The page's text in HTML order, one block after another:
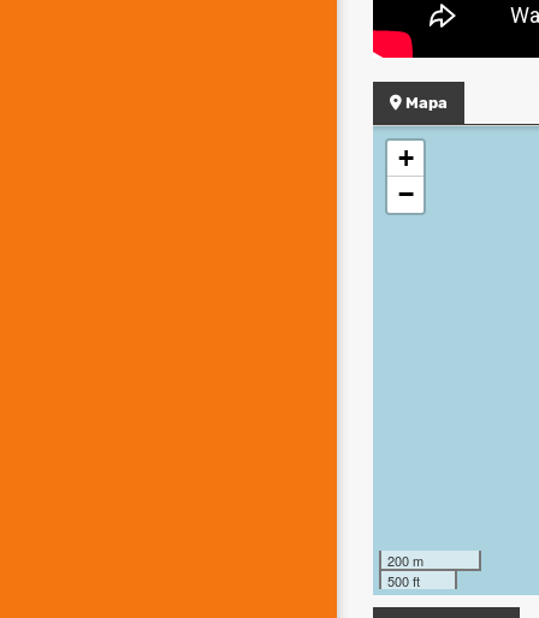
Mapa
+
−
200 m
500 ft